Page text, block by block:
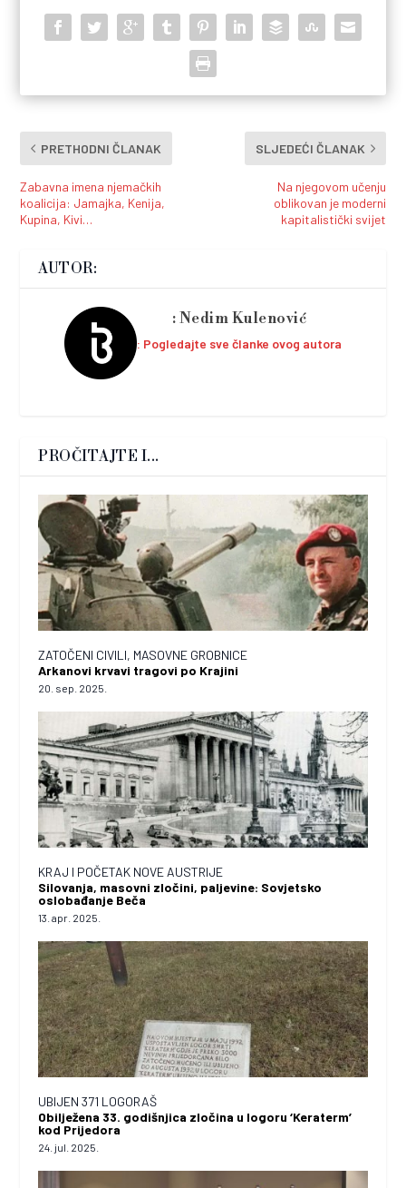
PRETHODNI ČLANAK
Zabavna imena njemačkih
koalicija: Jamajka, Kenija,
Kupina, Kivi…
SLJEDEĆI ČLANAK
Na njegovom učenju
oblikovan je moderni
kapitalistički svijet
AUTOR:
Nedim Kulenović
Pogledajte sve članke ovog autora
PROČITAJTE I...
ZATOČENI CIVILI, MASOVNE GROBNICE
Arkanovi krvavi tragovi po Krajini
20. sep. 2025.
KRAJ I POČETAK NOVE AUSTRIJE
Silovanja, masovni zločini, paljevine: Sovjetsko
oslobađanje Beča
13. apr. 2025.
UBIJEN 371 LOGORAŠ
Obilježena 33. godišnjica zločina u logoru ‘Keraterm’
kod Prijedora
24. jul. 2025.